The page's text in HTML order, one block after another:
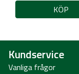
KÖP
Kundservice
Vanliga frågor